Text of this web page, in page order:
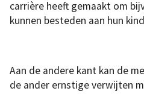
carrière heeft gemaakt om
kunnen besteden aan hun
Aan de andere kant kan de
de ander ernstige verwijten